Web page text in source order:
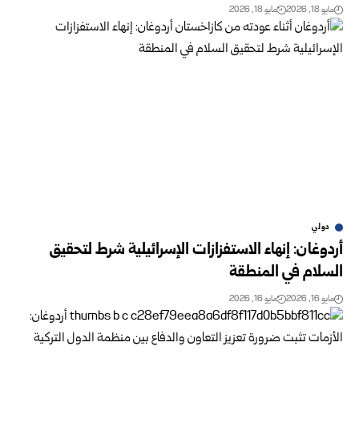
مايو 18, 2026 مايو 18, 2026
دولي
أردوغان: إنهاء الاستفزازات الإسرائيلية شرط لتحقيق
السلام في المنطقة
مايو 16, 2026 مايو 16, 2026